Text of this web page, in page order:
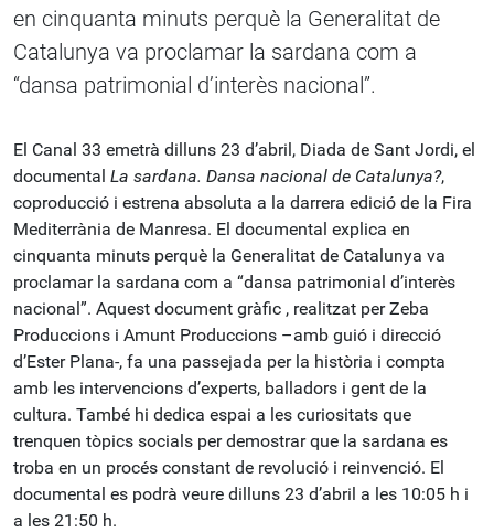
en cinquanta minuts perquè la Generalitat de
Catalunya va proclamar la sardana com a
“dansa patrimonial d’interès nacional”.
El Canal 33 emetrà dilluns 23 d’abril, Diada de Sant Jordi, el
documental La sardana. Dansa nacional de Catalunya?,
coproducció i estrena absoluta a la darrera edició de la Fira
Mediterrània de Manresa. El documental explica en
cinquanta minuts perquè la Generalitat de Catalunya va
proclamar la sardana com a “dansa patrimonial d’interès
nacional”. Aquest document gràfic , realitzat per Zeba
Produccions i Amunt Produccions –amb guió i direcció
d’Ester Plana-, fa una passejada per la història i compta
amb les intervencions d’experts, balladors i gent de la
cultura. També hi dedica espai a les curiositats que
trenquen tòpics socials per demostrar que la sardana es
troba en un procés constant de revolució i reinvenció. El
documental es podrà veure dilluns 23 d’abril a les 10:05 h i
a les 21:50 h.